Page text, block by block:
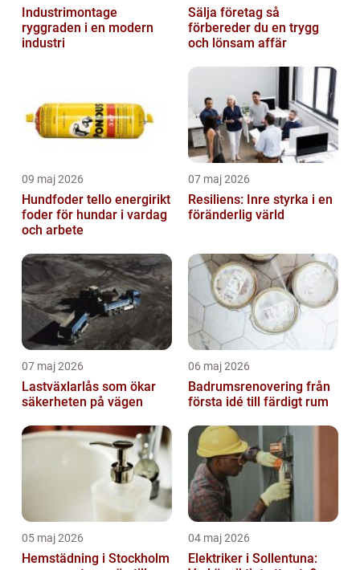
Industrimontage
ryggraden i en modern
industri
Sälja företag så
förbereder du en trygg
och lönsam affär
09 maj 2026
Hundfoder tello energirikt
foder för hundar i vardag
och arbete
07 maj 2026
Resiliens: Inre styrka i en
föränderlig värld
07 maj 2026
Lastväxlarlås som ökar
säkerheten på vägen
06 maj 2026
Badrumsrenovering från
första idé till färdigt rum
05 maj 2026
Hemstädning i Stockholm
04 maj 2026
Elektriker i Sollentuna: